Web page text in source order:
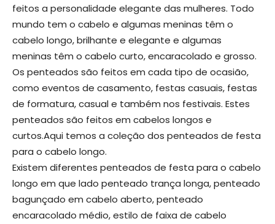
feitos a personalidade elegante das mulheres. Todo
mundo tem o cabelo e algumas meninas têm o
cabelo longo, brilhante e elegante e algumas
meninas têm o cabelo curto, encaracolado e grosso.
Os penteados são feitos em cada tipo de ocasião,
como eventos de casamento, festas casuais, festas
de formatura, casual e também nos festivais. Estes
penteados são feitos em cabelos longos e
curtos.Aqui temos a coleção dos penteados de festa
para o cabelo longo.
Existem diferentes penteados de festa para o cabelo
longo em que lado penteado trança longa, penteado
bagunçado em cabelo aberto, penteado
encaracolado médio, estilo de faixa de cabelo